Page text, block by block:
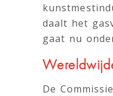
daalt het
gaat nu
De